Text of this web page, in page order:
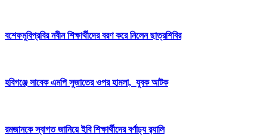
বশেফমুবিপ্রবির নবীন শিক্ষার্থীদের বরণ করে নিলেন ছাত্রশিবির
হবিগঞ্জে সাবেক এমপি সুজাতের ওপর হামলা, যুবক আটক
রমজানকে স্বাগত জানিয়ে ইবি শিক্ষার্থীদের বর্ণাঢ্য র‍্যালি